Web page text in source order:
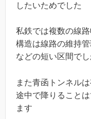
したいためでした
私鉄では複数の線
構造は線路の維持
などの短い区間で
また青函トンネル
途中で降りること
ます